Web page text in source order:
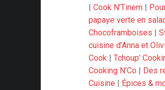
|Cook N’Tinem |
papaye verte en
Chocoframboises |
cuisine d’Anna et
Cook |Tchoup’
Cooking N’Co | Des
Cuisine | Épices &